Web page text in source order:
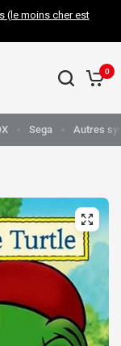
(le moins cher est
0
Sega Autres